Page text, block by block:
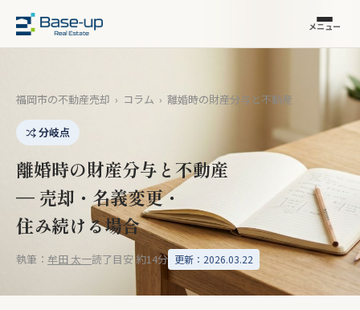
メニュー
福岡市の不動産売却 › コラム › 離婚時の財産分与と不動産
分岐点
離婚時の財産分与と不動産
— 売却・名義変更・
住み続ける場合
執筆： 牟田 太一読了目安 約14分 更新：2026.03.22